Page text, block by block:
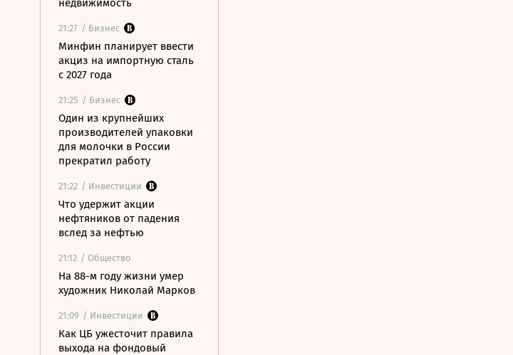
недвижимость
21:27 / Бизнес
Минфин планирует ввести
акциз на импортную сталь
с 2027 года
21:25 / Бизнес
Один из крупнейших
производителей упаковки
для молочки в России
прекратил работу
21:22 / Инвестиции
Что удержит акции
нефтяников от падения
вслед за нефтью
21:12 / Общество
На 88-м году жизни умер
художник Николай Марков
21:09 / Инвестиции
Как ЦБ ужесточит правила
выхода на фондовый